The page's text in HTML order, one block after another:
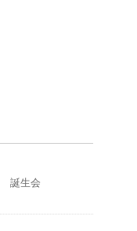
誕生会